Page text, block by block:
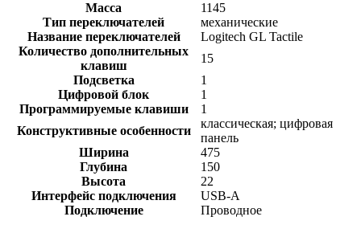
Масса
1145
Тип переключателей
механические
Название переключателей
Logitech GL Tactile
Количество дополнительных
клавиш
15
Подсветка
1
Цифровой блок
1
Программируемые клавиши
1
Конструктивные особенности
классическая; цифровая
панель
Ширина
475
Глубина
150
Высота
22
Интерфейс подключения
USB-A
Подключение
Проводное